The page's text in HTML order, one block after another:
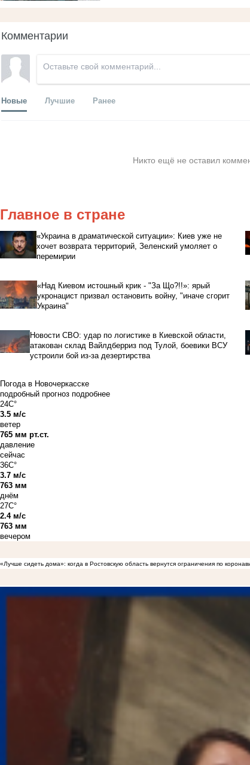
Комментарии
Новые Лучшие Ранее
Никто ещё не оставил
Главное в стране
«Украина в драматической ситуации»: Киев уже не
хочет возврата территорий, Зеленский умоляет о
перемирии
«Над Киевом истошный крик - "За Що?!!»: ярый
укронацист призвал остановить войну, "иначе сгорит
Украина"
Новости СВО: удар по логистике в Киевской области,
атакован склад Вайлдберриз под Тулой, боевики ВСУ
устроили бой из-за дезертирства
Погода в Новочеркасске
подробный прогноз подробнее
24C°
3.5 м/с
ветер
765 мм рт.ст.
давление
сейчас
36C°
3.7 м/с
763 мм
днём
27C°
2.4 м/с
763 мм
вечером
«Лучше сидеть дома»: когда в Ростовскую область вернутся ограничения по